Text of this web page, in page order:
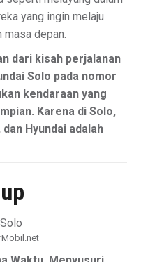
yang ingin melaju
masa depan.
dari kisah perjalanan
Solo pada nomor
kendaraan yang
Karena di Solo,
Hyundai adalah